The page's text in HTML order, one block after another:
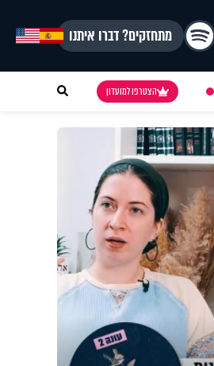
מתחזקים? דברו איתנו
הצטרפו למועדון